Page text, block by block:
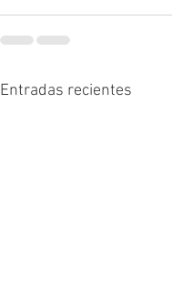
Entradas recientes